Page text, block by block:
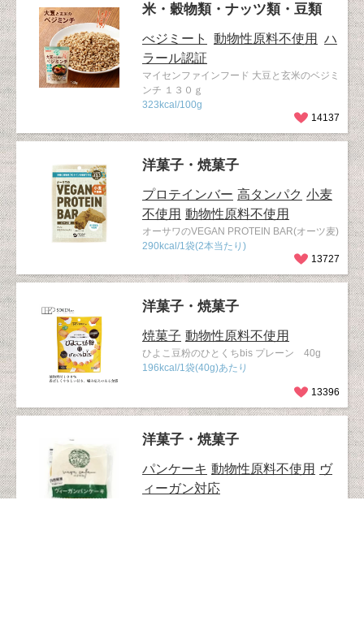
米・穀物類・ナッツ類・豆類
べジミート 動物性原料不使用
ハ
ラール認証
マイセンファインフード 大豆と玄米のベジミ
ンチ １３０ｇ
323kcal/100g
14137
洋菓子・焼菓子
プロテインバー 高タンパク 小麦
不使用 動物性原料不使用
オーサワのVEGAN PROTEIN BAR(オーツ麦)
290kcal/1袋(2本当たり)
13727
洋菓子・焼菓子
焼菓子 動物性原料不使用
ひよこ豆粉のひとくちbis プレーン 40g
196kcal/1袋(40g)あたり
13396
洋菓子・焼菓子
パンケーキ 動物性原料不使用 ヴ
ィーガン対応